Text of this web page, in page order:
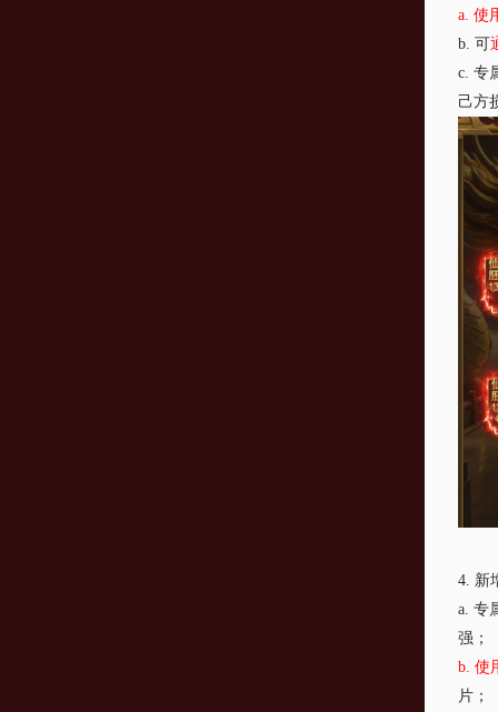
a. 使
b. 可
c. 专
己方
4. 新
a. 专
强；
b. 使
片；